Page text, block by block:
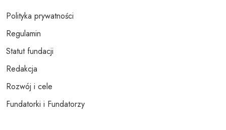
Polityka prywatności
Regulamin
Statut fundacji
Redakcja
Rozwój i cele
Fundatorki i Fundatorzy